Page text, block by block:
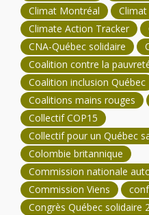
Climat Montréal
Climate Action Tracker
CNA-Québec solidaire
Coalition contre la
Coalition inclusion Québec
Coalitions mains rouges
Collectif COP15
Collectif pour un Québec
Colombie britannique
Commission nationale
Commission Viens
Congrès Québec solidaire